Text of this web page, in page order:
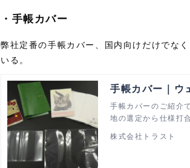
・手帳カバー
弊社定番の手帳カバー、国内向けだけでな
いる。
手帳カバー｜ウ
手帳カバーのご紹介
地の選定から仕様打
株式会社トラスト